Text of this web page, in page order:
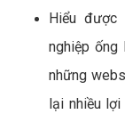
Hiểu được
nghiệp ống
những
lại nhiều